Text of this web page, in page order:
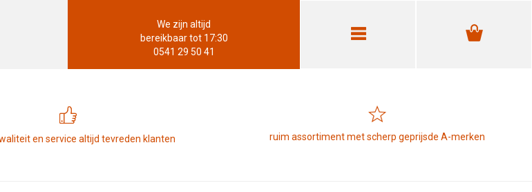
We zijn altijd
bereikbaar tot 17:30
0541 29 50 41
en service altijd tevreden klanten ruim assortiment met scherp geprijsde A-merken